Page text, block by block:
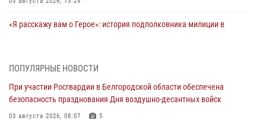
«Я расскажу вам о Герое»: история подполковника милиции в
сборов «Армата» в Белгородской области
03 августа 2026, 10:12
ПОПУЛЯРНЫЕ НОВОСТИ
При участии Росгвардии в Белгородской области обеспечена
безопасность празднования Дня воздушно-десантных войск
03 августа 2026, 08:07 5